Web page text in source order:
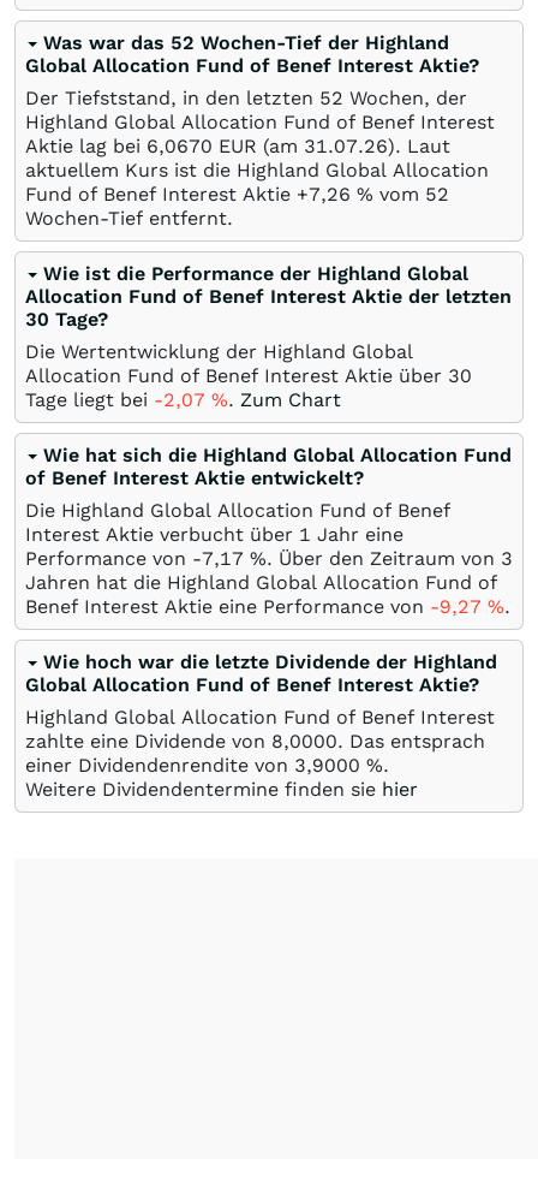
Was war das 52 Wochen-Tief der Highland
Global Allocation Fund of Benef Interest Aktie?
Der Tiefststand, in den letzten 52 Wochen, der
Highland Global Allocation Fund of Benef Interest
Aktie lag bei 6,0670 EUR (am 31.07.26). Laut
aktuellem Kurs ist die Highland Global Allocation
Fund of Benef Interest Aktie +7,26 % vom 52
Wochen-Tief entfernt.
Wie ist die Performance der Highland Global
Allocation Fund of Benef Interest Aktie der letzten
30 Tage?
Die Wertentwicklung der Highland Global
Allocation Fund of Benef Interest Aktie über 30
Tage liegt bei -2,07 %. Zum Chart
Wie hat sich die Highland Global Allocation Fund
of Benef Interest Aktie entwickelt?
Die Highland Global Allocation Fund of Benef
Interest Aktie verbucht über 1 Jahr eine
Performance von -7,17 %. Über den Zeitraum von 3
Jahren hat die Highland Global Allocation Fund of
Benef Interest Aktie eine Performance von -9,27 %.
Wie hoch war die letzte Dividende der Highland
Global Allocation Fund of Benef Interest Aktie?
Highland Global Allocation Fund of Benef Interest
zahlte eine Dividende von 8,0000. Das entsprach
einer Dividendenrendite von 3,9000 %.
Weitere Dividendentermine finden sie hier